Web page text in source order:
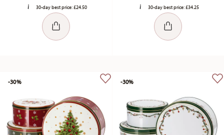
30-day best price:£24.50 30-day best price:£34.25
-30% -30%